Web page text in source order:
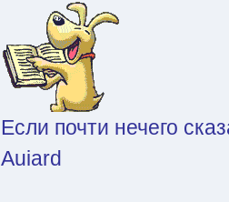
Если почти нечего
Auiard